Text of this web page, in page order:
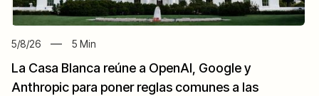
5/8/26 5 Min
La Casa Blanca reúne a OpenAI, Google y
Anthropic para poner reglas comunes a las